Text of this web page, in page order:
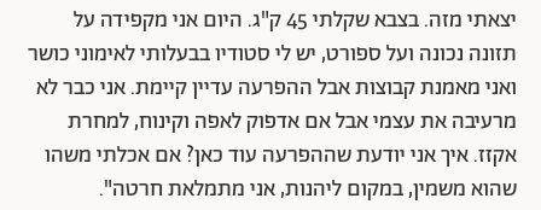
יצאתי מזה. בצבא שקלתי 45 ק"ג. היום אני מקפידה על
תזונה נכונה ועל ספורט, יש לי סטודיו בבעלותי לאימוני כושר
ואני מאמנת קבוצות אבל ההפרעה עדיין קיימת. אני כבר לא
מרעיבה את עצמי אבל אם אדפוק לאפה וקינוח, למחרת
אקזז. איך אני יודעת שההפרעה עוד כאן? אם אכלתי משהו
שהוא משמין, במקום ליהנות, אני מתמלאת חרטה".